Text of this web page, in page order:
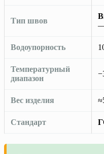
Тип швов
—
Водоупорность
Температурный
диапазон
Вес изделия
Стандарт